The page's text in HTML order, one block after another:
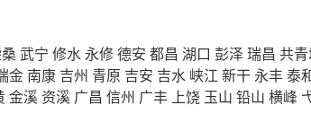
武宁 修水 永修德安 都昌 湖口 彭泽瑞昌 共
金 南康 吉州 青原 吉安 吉水 峡江 新干 永丰泰
金溪 资溪 广昌 信州 广丰 上饶 玉山 铅山 横峰